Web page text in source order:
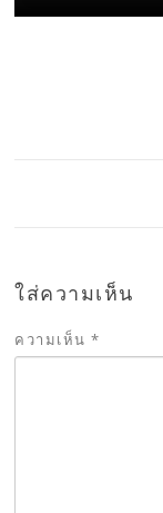
ใส่ความเห็น
ความเห็น*